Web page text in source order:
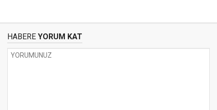
HABERE YORUM KAT